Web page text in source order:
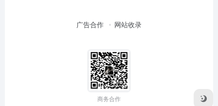
广告合作 网站收录
商务合作